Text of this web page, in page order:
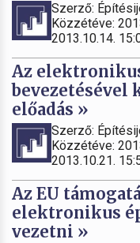
Szerző:
Közzétéve:
2013.10.14.
Az
bevezetésével
előadás »
Szerző:
Közzétéve:
2013.10.21.
Az EU
elektronikus
vezetni »